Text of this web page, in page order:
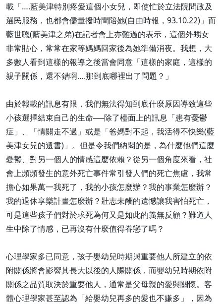
載「….藍美津特別疼愛這個小女兒，即使忙於立法院問政及
選民服務，也都會儘量撥時間陪她(自由時報，93.10.22)」而
藍世聰(藍美津之弟)在記者會上亦難過的表示，這個外甥女
非常貼心，常常在家等媽媽回家後為她準備消夜。我想，大
多數人看到這樣的報導之後當會同意「這樣的家庭，這樣的
親子關係，還不錯啊….那到底哪裡出了問題？」
由於報載的訊息有限，我們無法得知到底什麼原因導致這些
小孩選擇結束自己的生命──除了檯面上的訊息「患有憂鬱
症」、「情關走不過」或是「爸媽對不起，我活得不快樂(藍
美津女兒的遺書)」。但是令我們納悶的是，為什麼他們這麼
憂鬱、對另一個人的情感這麼依賴？從另一個角度來看，社
會上頻頻發生的意外死亡事件常引發人們的死亡焦慮，我常
擔心如果萬一我死了，我的小孩怎麼辦？我的事業怎麼辦？
我的退休享樂計畫怎麼辦？壯志未酬的遺憾讓我害怕死亡，
可是這些孩子們對於求死為何又是如此的義無反顧？難道人
生中除了情感，已再沒有什麼值得眷戀了嗎？
心理學家多已同意，孩子嬰幼兒時期與重要他人所建立的依
附關係將會影響其長大以後的人際關係，而嬰幼兒時期依附
關係之品質取決於重要他人，通常是父母親的愛與關懷。客
體心理學家甚至認為「給嬰幼兒再多的愛也不嫌多」，因為